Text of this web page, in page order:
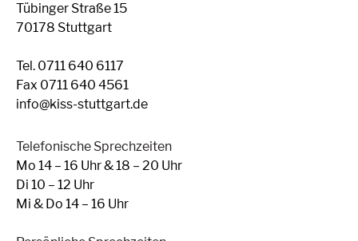
Tübinger Straße 15
70178 Stuttgart
Tel. 0711 640 6117
Fax 0711 640 4561
info@kiss-stuttgart.de
Telefonische Sprechzeiten
Mo 14 – 16 Uhr & 18 – 20 Uhr
Di 10 – 12 Uhr
Mi & Do 14 – 16 Uhr